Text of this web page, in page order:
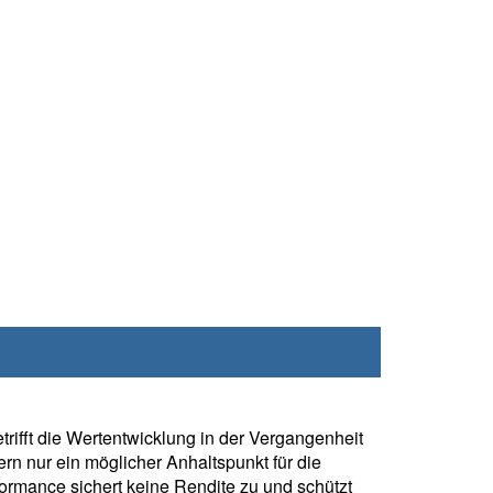
die Wertentwicklung in der Vergangenheit
nur ein möglicher Anhaltspunkt für die
sichert keine Rendite zu und schützt